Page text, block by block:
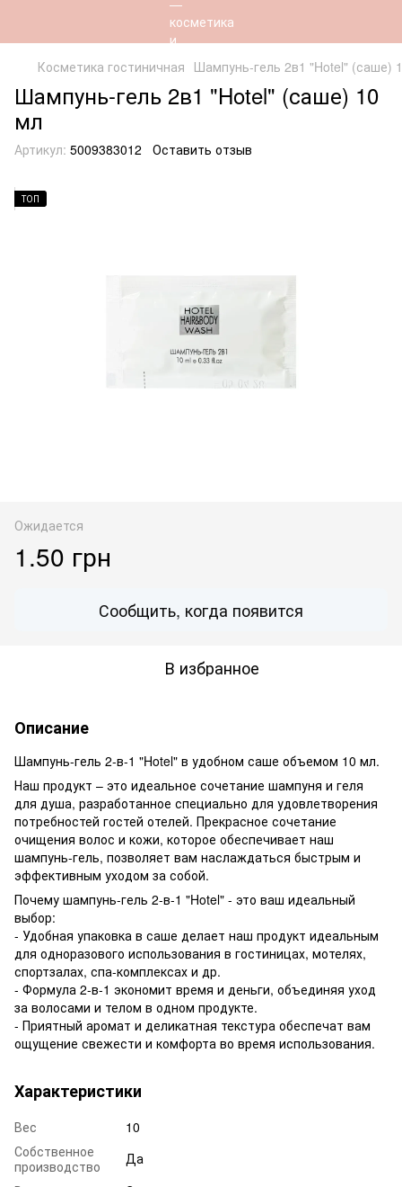
Косметика гостиничная Шампунь-гель 2в1 "Hotel" (саше)
Шампунь-гель 2в1 "Hotel" (саше) 10
мл
Артикул: 5009383012 Оставить отзыв
ТОП
Ожидается
1.50 грн
Сообщить, когда появится
В избранное
Описание
Шампунь-гель 2-в-1 "Hotel" в удобном саше объемом 10 мл.
Наш продукт – это идеальное сочетание шампуня и геля
для душа, разработанное специально для удовлетворения
потребностей гостей отелей. Прекрасное сочетание
очищения волос и кожи, которое обеспечивает наш
шампунь-гель, позволяет вам наслаждаться быстрым и
эффективным уходом за собой.
Почему шампунь-гель 2-в-1 "Hotel" - это ваш идеальный
выбор:
- Удобная упаковка в саше делает наш продукт идеальным
для одноразового использования в гостиницах, мотелях,
спортзалах, спа-комплексах и др.
- Формула 2-в-1 экономит время и деньги, объединяя уход
за волосами и телом в одном продукте.
- Приятный аромат и деликатная текстура обеспечат вам
ощущение свежести и комфорта во время использования.
Характеристики
Вес
10
Собственное
производство
Да